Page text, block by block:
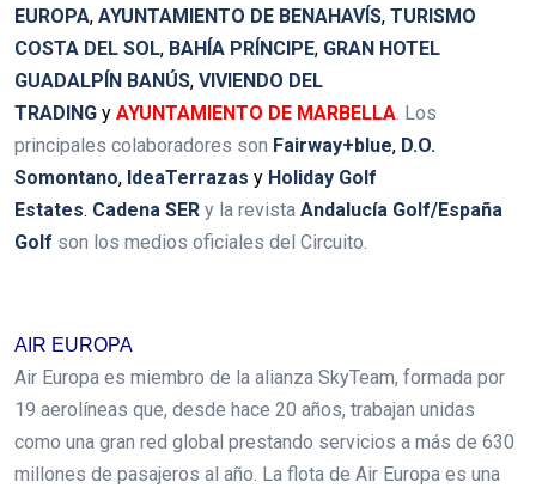
EUROPA, AYUNTAMIENTO DE BENAHAVÍS, TURISMO
COSTA DEL SOL, BAHÍA PRÍNCIPE, GRAN HOTEL
GUADALPÍN BANÚS, VIVIENDO DEL
TRADING y AYUNTAMIENTO DE MARBELLA. Los
principales colaboradores son Fairway+blue, D.O.
Somontano, IdeaTerrazas y Holiday Golf
Estates. Cadena SER y la revista Andalucía Golf/España
Golf son los medios oficiales del Circuito.
AIR EUROPA
Air Europa es miembro de la alianza SkyTeam, formada por
19 aerolíneas que, desde hace 20 años, trabajan unidas
como una gran red global prestando servicios a más de 630
millones de pasajeros al año. La flota de Air Europa es una